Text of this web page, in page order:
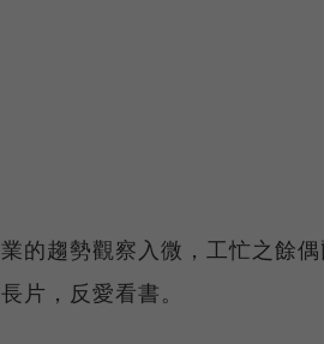
的趨勢觀察入微，工忙之餘
片，反愛看書。